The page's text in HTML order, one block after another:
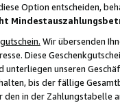
Option entscheiden,
Wir übersenden
Diese
unseren
bis der fällige
den in der